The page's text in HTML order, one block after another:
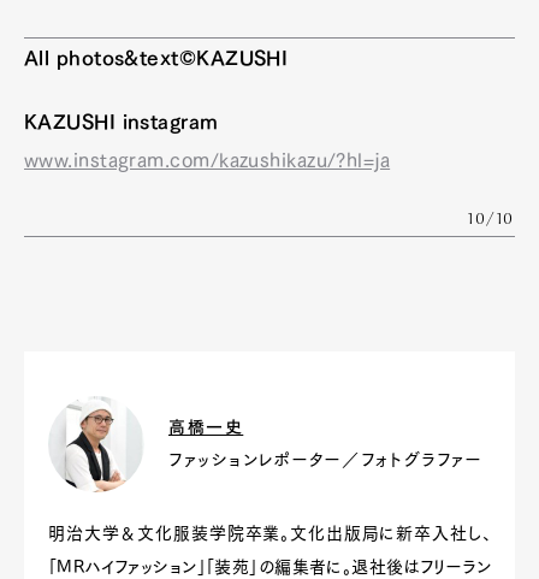
All photos&text©KAZUSHI
KAZUSHI instagram
www.instagram.com/kazushikazu/?hl=ja
10/10
高橋一史
ファッションレポーター／フォトグラファー
明治大学＆文化服装学院卒業。文化出版局に新卒入社し、
「MRハイファッション」「装苑」の編集者に。退社後はフリーラン